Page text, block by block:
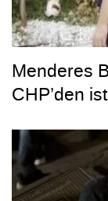
Menderes
CHP’den